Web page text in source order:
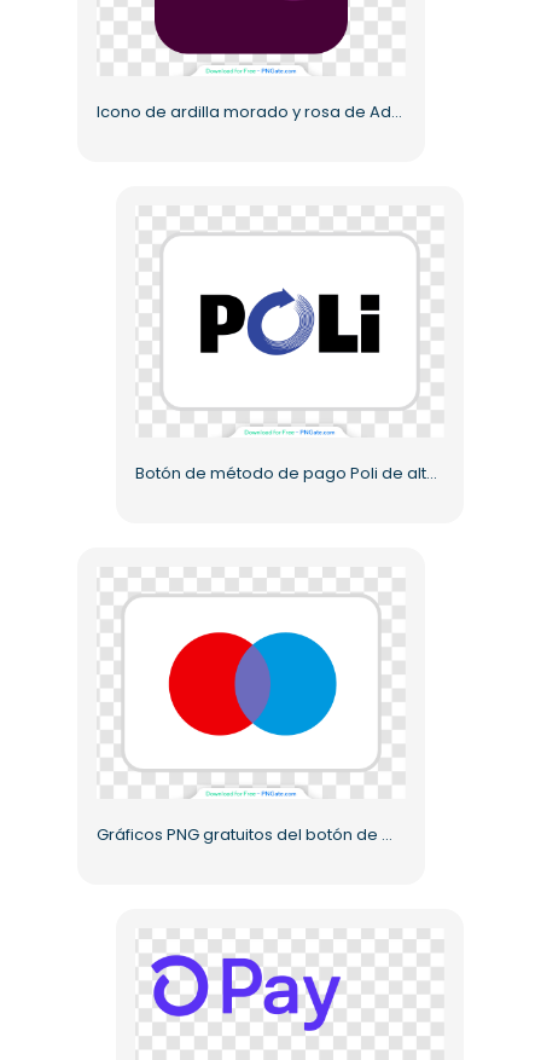
Icono de ardilla morado y rosa de Adobe XD PNG gratis
Botón de método de pago Poli de alta calidad PNG gratis
Gráficos PNG gratuitos del botón de método de pago Maestro